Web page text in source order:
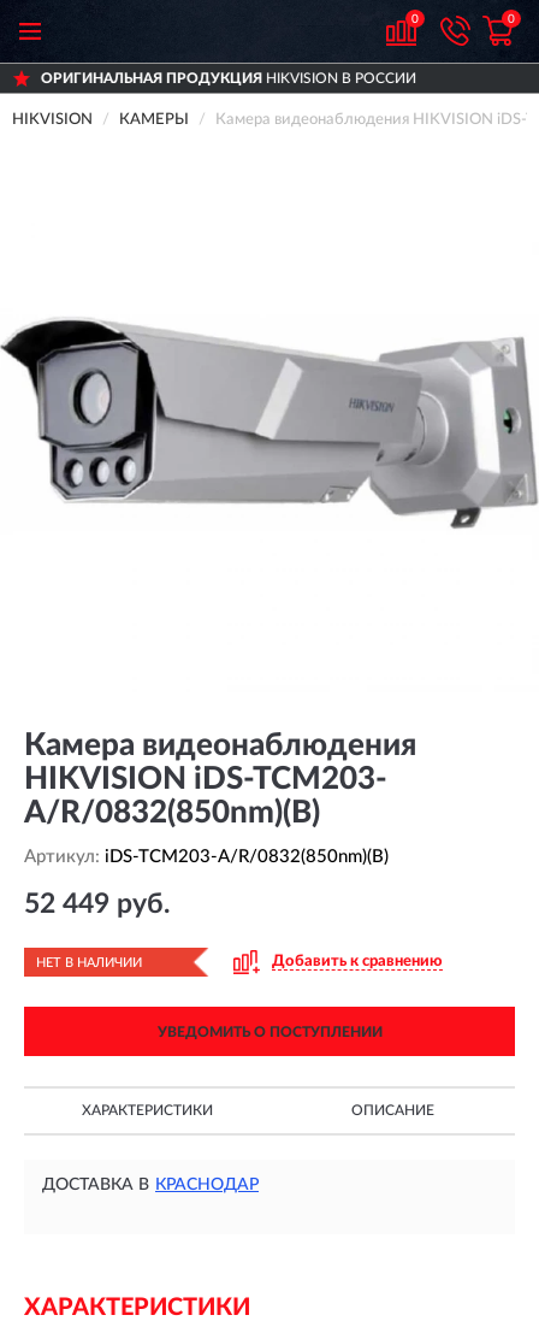
0 0
HIKVISION В РОССИИ
HIKVISION КАМЕРЫ Камера видеонаблюдения HIKVISION
Камера видеонаблюдения
HIKVISION iDS-TCM203-
A/R/0832(850nm)(B)
Артикул: iDS-TCM203-A/R/0832(850nm)(B)
52 449 руб.
НЕТ В НАЛИЧИИ Добавить к сравнению
УВЕДОМИТЬ О ПОСТУПЛЕНИИ
ХАРАКТЕРИСТИКИ ОПИСАНИЕ
ДОСТАВКА В КРАСНОДАР
ХАРАКТЕРИСТИКИ